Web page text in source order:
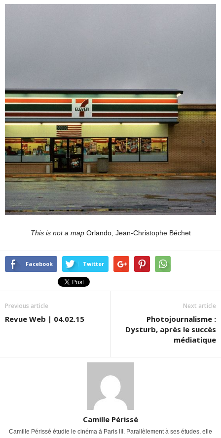
This is not a mapOrlando, Jean-Christophe Béchet
Facebook Twitter
Previous article
Revue Web | 04.02.15
Next article
Photojournalisme :
Dysturb, après le succès
médiatique
Camille Périssé
Camille Périssé étudie le cinéma à Paris III. Parallèlement à ses études, elle